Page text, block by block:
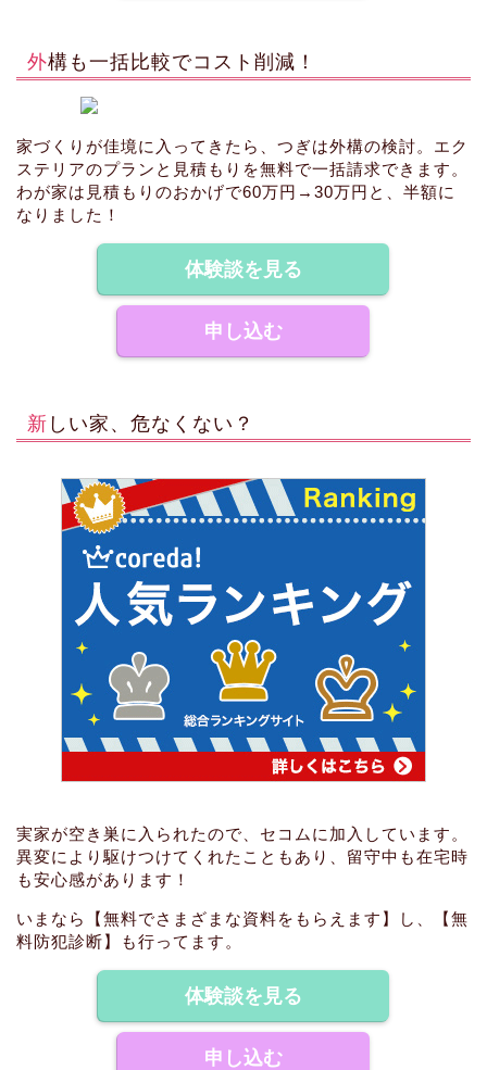
外構も一括比較でコスト削減！
家づくりが佳境に入ってきたら、つぎは外構の検討。エク
ステリアのプランと見積もりを無料で一括請求できます。
わが家は見積もりのおかげで60万円→30万円と、半額に
なりました！
体験談を見る
申し込む
新しい家、危なくない？
実家が空き巣に入られたので、セコムに加入しています。
異変により駆けつけてくれたこともあり、留守中も在宅時
も安心感があります！
いまなら【無料でさまざまな資料をもらえます】し、【無
料防犯診断】も行ってます。
体験談を見る
申し込む